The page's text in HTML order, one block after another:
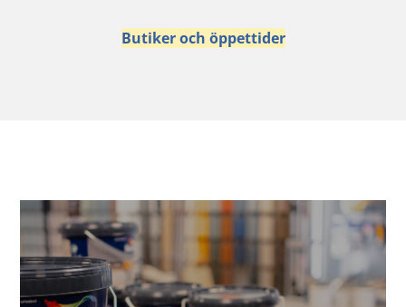
Butiker och öppettider